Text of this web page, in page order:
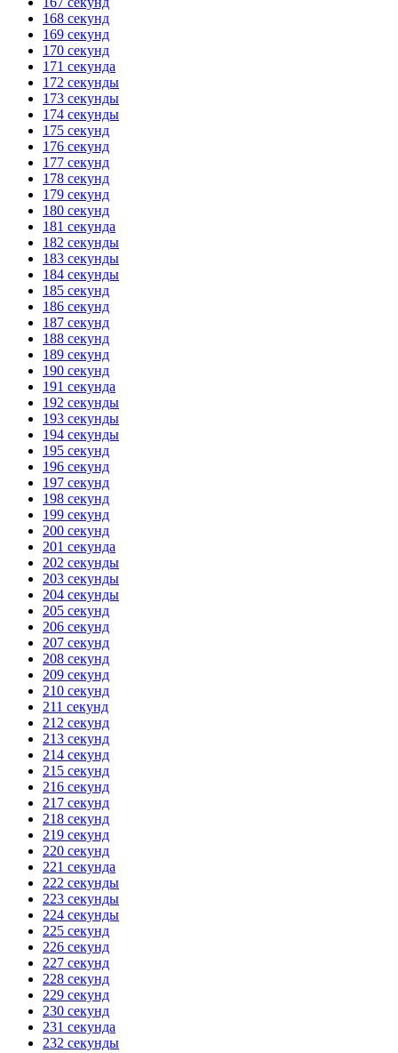
168 секунд
169 секунд
170 секунд
171 секунда
172 секунды
173 секунды
174 секунды
175 секунд
176 секунд
177 секунд
178 секунд
179 секунд
180 секунд
181 секунда
182 секунды
183 секунды
184 секунды
185 секунд
186 секунд
187 секунд
188 секунд
189 секунд
190 секунд
191 секунда
192 секунды
193 секунды
194 секунды
195 секунд
196 секунд
197 секунд
198 секунд
199 секунд
200 секунд
201 секунда
202 секунды
203 секунды
204 секунды
205 секунд
206 секунд
207 секунд
208 секунд
209 секунд
210 секунд
211 секунд
212 секунд
213 секунд
214 секунд
215 секунд
216 секунд
217 секунд
218 секунд
219 секунд
220 секунд
221 секунда
222 секунды
223 секунды
224 секунды
225 секунд
226 секунд
227 секунд
228 секунд
229 секунд
230 секунд
231 секунда
232 секунды